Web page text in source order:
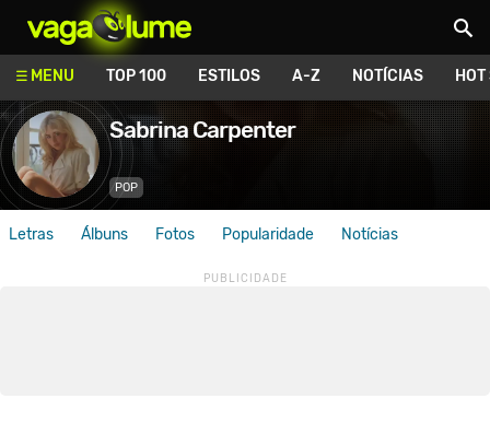
MENU TOP 100 ESTILOS A-Z NOTÍCIAS
Sabrina Carpenter
POP
Letras Álbuns Fotos Popularidade Notícias